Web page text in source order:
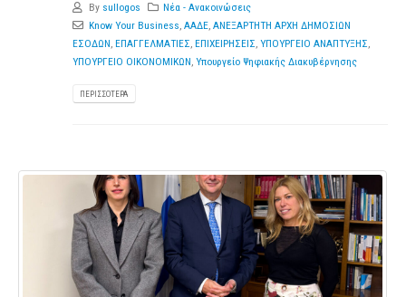
By sullogos
Νέα - Ανακοινώσεις
Know Your Business, ΑΑΔΕ, ΑΝΕΞΑΡΤΗΤΗ ΑΡΧΗ ΔΗΜΟΣΙΩΝ
ΕΣΟΔΩΝ, ΕΠΑΓΓΕΛΜΑΤΙΕΣ, ΕΠΙΧΕΙΡΗΣΕΙΣ, ΥΠΟΥΡΓΕΙΟ ΑΝΑΠΤΥΞΗΣ,
ΥΠΟΥΡΓΕΙΟ ΟΙΚΟΝΟΜΙΚΩΝ, Υπουργείο Ψηφιακής Διακυβέρνησης
ΠΕΡΙΣΣΌΤΕΡΑ